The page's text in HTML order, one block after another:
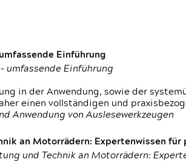
Einführung
umfassende Einführung
in der Anwendung, sowie der
einen vollständigen und
Anwendung von Auslesewerkzeugen
an Motorrädern: Expertenwissen
und Technik an Motorrädern: